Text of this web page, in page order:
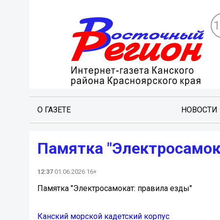
О ГАЗЕТЕ НОВОСТИ
Памятка
12:37 01.06.2026 16+
Памятка "Электросамокат: правила езды"
Канский морской кадетский корпус